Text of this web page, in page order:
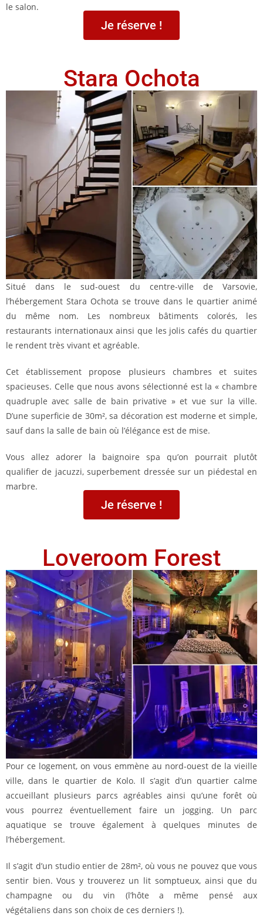
le salon.
Je réserve !
Stara Ochota
Situé dans le sud-ouest du centre-ville de Varsovie,
l’hébergement Stara Ochota se trouve dans le quartier animé
du même nom. Les nombreux bâtiments colorés, les
restaurants internationaux ainsi que les jolis cafés du quartier
le rendent très vivant et agréable.
Cet établissement propose plusieurs chambres et suites
spacieuses. Celle que nous avons sélectionné est la « chambre
quadruple avec salle de bain privative » et vue sur la ville.
D’une superficie de 30m², sa décoration est moderne et simple,
sauf dans la salle de bain où l’élégance est de mise.
Vous allez adorer la baignoire spa qu’on pourrait plutôt
qualifier de jacuzzi, superbement dressée sur un piédestal en
marbre.
Je réserve !
Loveroom Forest
Pour ce logement, on vous emmène au nord-ouest de la vieille
ville, dans le quartier de Kolo. Il s’agit d’un quartier calme
accueillant plusieurs parcs agréables ainsi qu’une forêt où
vous pourrez éventuellement faire un jogging. Un parc
aquatique se trouve également à quelques minutes de
l’hébergement.
Il s’agit d’un studio entier de 28m², où vous ne pouvez que vous
sentir bien. Vous y trouverez un lit somptueux, ainsi que du
champagne ou du vin (l’hôte a même pensé aux
végétaliens dans son choix de ces derniers !).